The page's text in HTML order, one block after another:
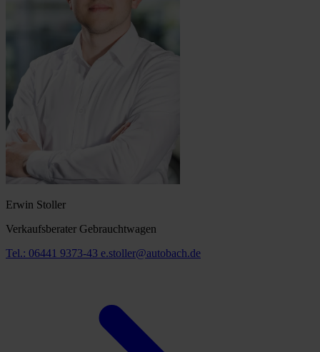
Erwin Stoller
Verkaufsberater Gebrauchtwagen
Tel.: 06441 9373-43 e.stoller@autobach.de